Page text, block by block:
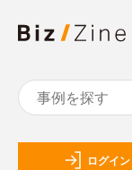
ログイン